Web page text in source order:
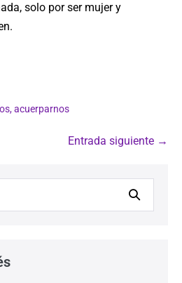
solo por ser mujer y
acuerparnos
Entrada siguiente →